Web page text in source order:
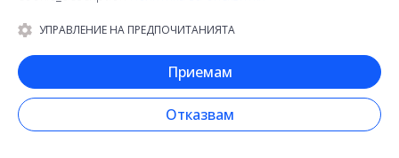
Персонализирани
шорти с
Да, да... по полите също
Персонализирани
подаръци с QR
Иновативният подарък е
УПРАВЛЕНИЕ НА ПРЕДПОЧИТАНИЯТА
Приемам
Отказвам